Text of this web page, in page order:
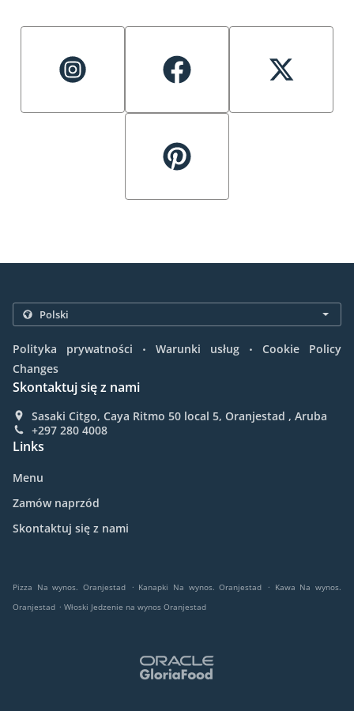
Polityka prywatności . Warunki usług .
Cookie Policy
Changes
Skontaktuj się z nami
Sasaki Citgo, Caya Ritmo 50 local 5, Oranjestad , Aruba
+297 280 4008
Links
Menu
Zamów naprzód
Skontaktuj się z nami
Pizza Na wynos. Oranjestad . Kanapki Na wynos. Oranjestad . Kawa Na wynos.
Oranjestad . Włoski Jedzenie na wynos Oranjestad